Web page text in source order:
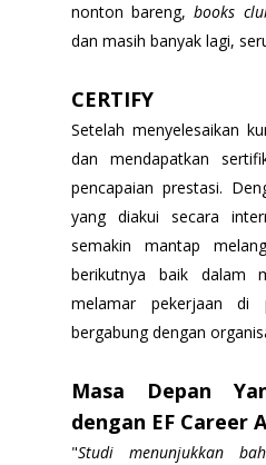
nonton bareng,books
dan masih banyak lagi,
CERTIFY
Setelah menyelesaikan
dan mendapatkan
pencapaian prestasi.
yang diakui secara
semakin mantap
berikutnya baik dalam
melamar pekerjaan di
bergabung dengan
Masa Depan
dengan EF Career
"Studi menunjukkan